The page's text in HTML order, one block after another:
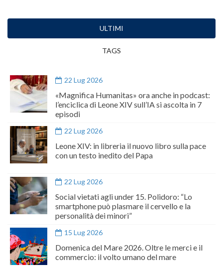
ULTIMI
TAGS
22 Lug 2026
«Magnifica Humanitas» ora anche in podcast:
l’enciclica di Leone XIV sull’IA si ascolta in 7
episodi
22 Lug 2026
Leone XIV: in libreria il nuovo libro sulla pace
con un testo inedito del Papa
22 Lug 2026
Social vietati agli under 15. Polidoro: “Lo
smartphone può plasmare il cervello e la
personalità dei minori”
15 Lug 2026
Domenica del Mare 2026. Oltre le merci e il
commercio: il volto umano del mare